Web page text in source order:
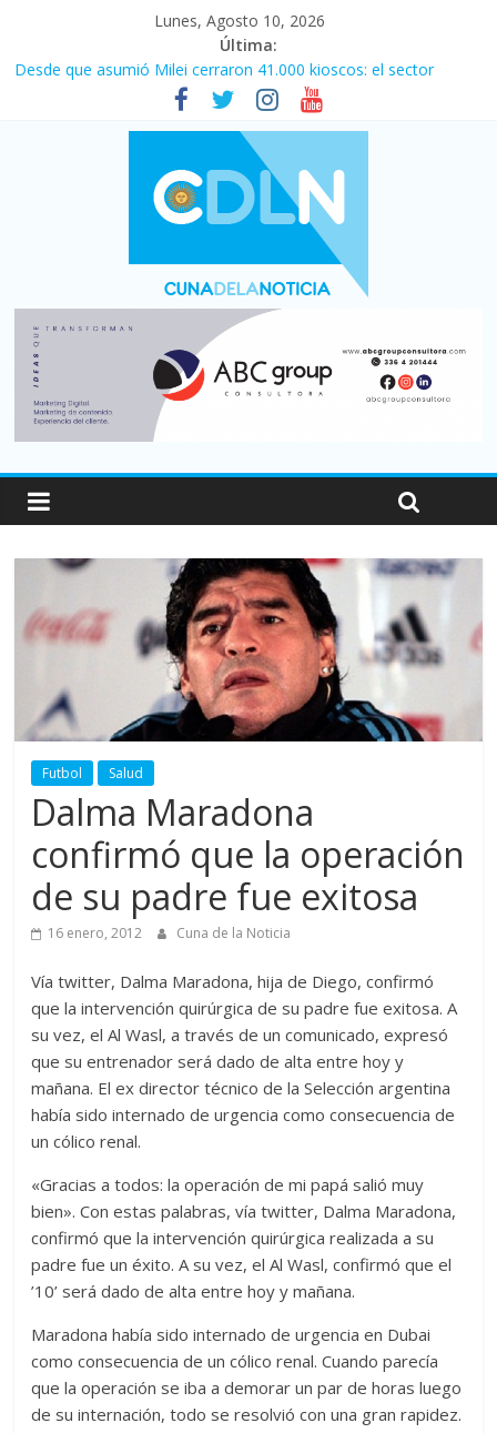
Lunes, Agosto 10, 2026
Última:
Desde que asumió Milei cerraron 41.000 kioscos: el sector
denuncia crisis como en 2001
El agro argentino logró un récord histórico de exportaciones en
Duelo internacional: Falleció Jorge Messi, el papá de Leo
Central se despertó y selló una victoria con remontada incluida
por 2 a 1 ante Aldosivi
La morosidad alcanzó su nivel más alto en dos décadas y ya
afecta a 400 mil deudores en Santa Fe
Futbol Salud
Dalma Maradona
confirmó que la operación
de su padre fue exitosa
16 enero, 2012 Cuna de la Noticia
Vía twitter, Dalma Maradona, hija de Diego, confirmó
que la intervención quirúrgica de su padre fue exitosa. A
su vez, el Al Wasl, a través de un comunicado, expresó
que su entrenador será dado de alta entre hoy y
mañana. El ex director técnico de la Selección argentina
había sido internado de urgencia como consecuencia de
un cólico renal.
«Gracias a todos: la operación de mi papá salió muy
bien». Con estas palabras, vía twitter, Dalma Maradona,
confirmó que la intervención quirúrgica realizada a su
padre fue un éxito. A su vez, el Al Wasl, confirmó que el
’10’ será dado de alta entre hoy y mañana.
Maradona había sido internado de urgencia en Dubai
como consecuencia de un cólico renal. Cuando parecía
que la operación se iba a demorar un par de horas luego
de su internación, todo se resolvió con una gran rapidez.